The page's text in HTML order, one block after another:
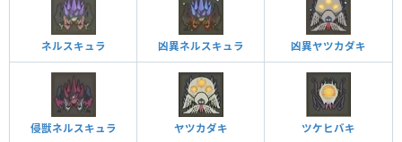
ネルスキュラ 凶異ネルスキュラ 凶異ヤツカダキ
侵獣ネルスキュラ ヤツカダキ ツケヒバキ